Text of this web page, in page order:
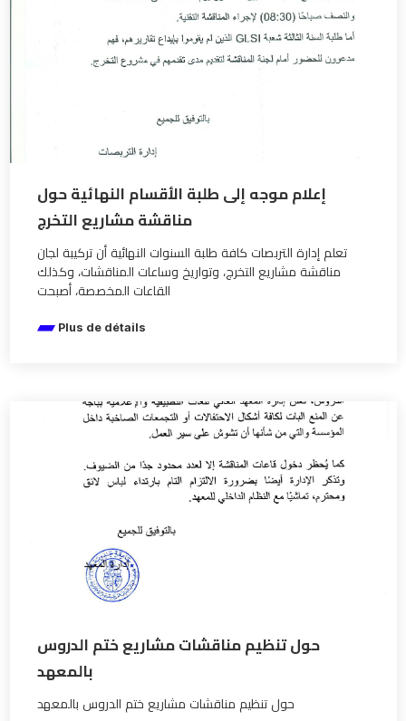
إعلام موجه إلى طلبة الأقسام النهائية حول
مناقشة مشاريع التخرج
تعلم إدارة التربصات كافة طلبة السنوات النهائية أن تركيبة لجان
مناقشة مشاريع التخرج، وتواريخ وساعات المناقشات، وكذلك
القاعات المخصصة، أصبحت
Plus de détails
حول تنظيم مناقشات مشاريع ختم الدروس
بالمعهد